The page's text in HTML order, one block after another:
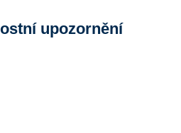
upozornění